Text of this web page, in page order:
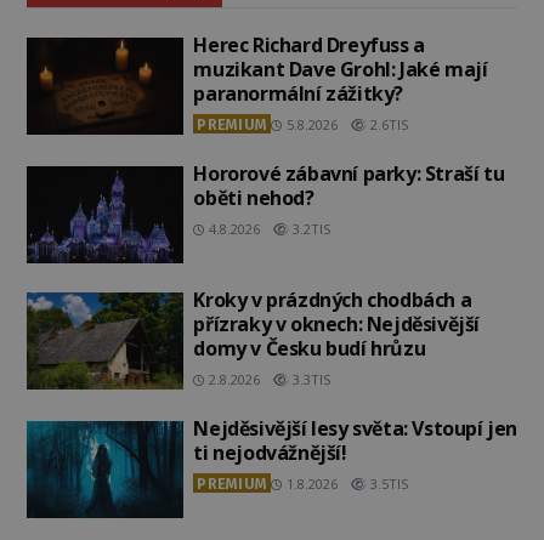
Herec Richard Dreyfuss a
muzikant Dave Grohl: Jaké mají
paranormální zážitky?
PREMIUM 5.8.2026 2.6TIS
Hororové zábavní parky: Straší tu
oběti nehod?
4.8.2026 3.2TIS
Kroky v prázdných chodbách a
přízraky v oknech: Nejděsivější
domy v Česku budí hrůzu
2.8.2026 3.3TIS
Nejděsivější lesy světa: Vstoupí jen
ti nejodvážnější!
PREMIUM 1.8.2026 3.5TIS